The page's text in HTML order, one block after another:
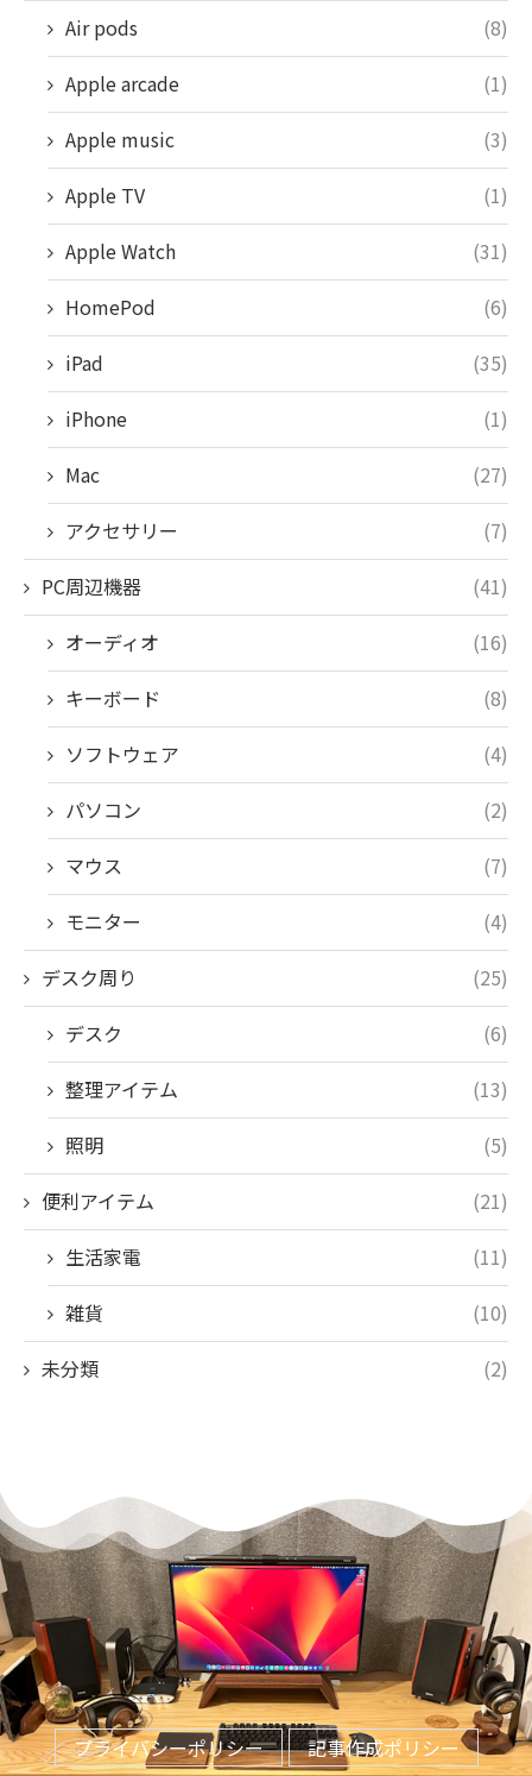
Air pods
(8)
Apple arcade
(1)
Apple music
(3)
Apple TV
(1)
Apple Watch
(31)
HomePod
(6)
iPad
(35)
iPhone
(1)
Mac
(27)
アクセサリー
(7)
PC周辺機器
(41)
オーディオ
(16)
キーボード
(8)
ソフトウェア
(4)
パソコン
(2)
マウス
(7)
モニター
(4)
デスク周り
(25)
デスク
(6)
整理アイテム
(13)
照明
(5)
便利アイテム
(21)
生活家電
(11)
雑貨
(10)
未分類
(2)
プライバシーポリシー 記事作成ポリシー